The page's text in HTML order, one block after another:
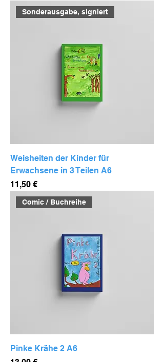
Sonderausgabe, signiert
Weisheiten der Kinder für
Erwachsene in 3 Teilen A6
Preis
11,50 €
Comic / Buchreihe
Pinke Krähe 2 A6